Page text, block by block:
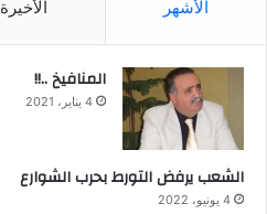
الأشهر الأخيرة
المنافيخ ..!!
4 يناير، 2021
الشعب يرفض التورط بحرب الشوارع
4 يونيو، 2022